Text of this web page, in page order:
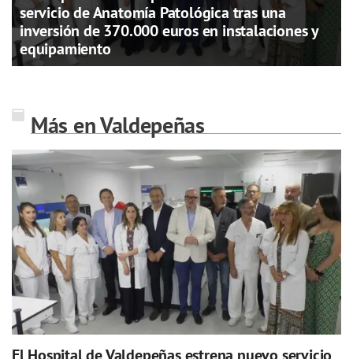
servicio de Anatomía Patológica tras una
inversión de 370.000 euros en instalaciones y
equipamiento
Más en Valdepeñas